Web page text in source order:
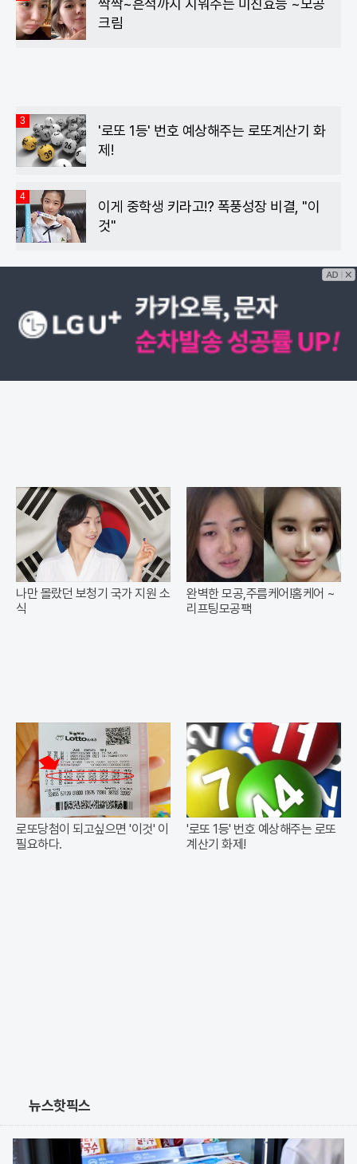
싹싹~흔적까지 지워주는 미친효능 ~모공
크림
3
'로또 1등' 번호 예상해주는 로또계산기 화
제!
4
이게 중학생 키라고!? 폭풍성장 비결, "이
것"
나만 몰랐던 보청기 국가 지원 소
식
완벽한 모공,주름케어!홈케어 ~
리프팅모공팩
로또당첨이 되고싶으면 '이것' 이
필요하다.
'로또 1등' 번호 예상해주는 로또
계산기 화제!
뉴스핫픽스